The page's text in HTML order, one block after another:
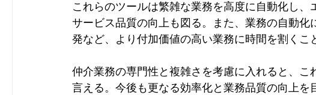
これらのツールは繁雑な業務を高度に自動化し、
サービス品質の向上も図る。また、業務の自動
発など、より付加価値の高い業務に時間を割くこ
仲介業務の専門性と複雑さを考慮に入れると、こ
言える。今後も更なる効率化と業務品質の向上